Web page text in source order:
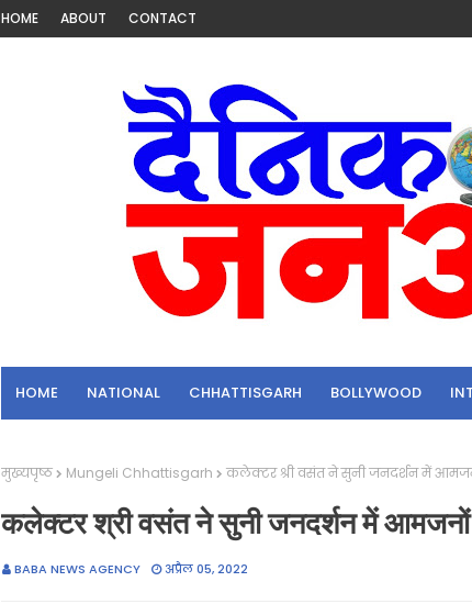
HOME ABOUT CONTACT
HOME NATIONAL CHHATTISGARH BOLLYWOOD
मुख्यपृष्ठ Mungeli Chhattisgarh कलेक्टर श्री वसंत ने सुनी जनदर्शन में
कलेक्टर श्री वसंत ने सुनी जनदर्शन में आमजनों
BABA NEWS AGENCY अप्रैल 05, 2022